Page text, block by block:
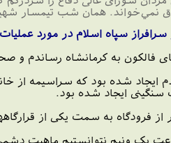
نمي‌خواند. همان شب تیمسار
سپاه اسلام در مورد
فالکون به کرمانشاه
شده بود که سراسیمه از
سنگینی ایجاد شده بود.
از فرودگاه به سمت یکی از